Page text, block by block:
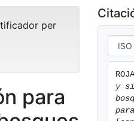
per
para
y